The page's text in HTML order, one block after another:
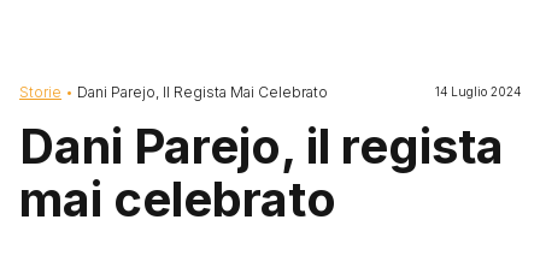
Briciole di pane
Storie Dani Parejo, Il Regista Mai Celebrato 14 Luglio 2024
Dani Parejo, il regista
mai celebrato